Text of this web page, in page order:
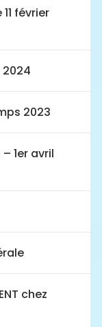
février
2024
2023
1er avril
chez